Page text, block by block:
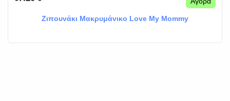
Ζιπουνάκι Μακρυμάνικο Love My Mommy